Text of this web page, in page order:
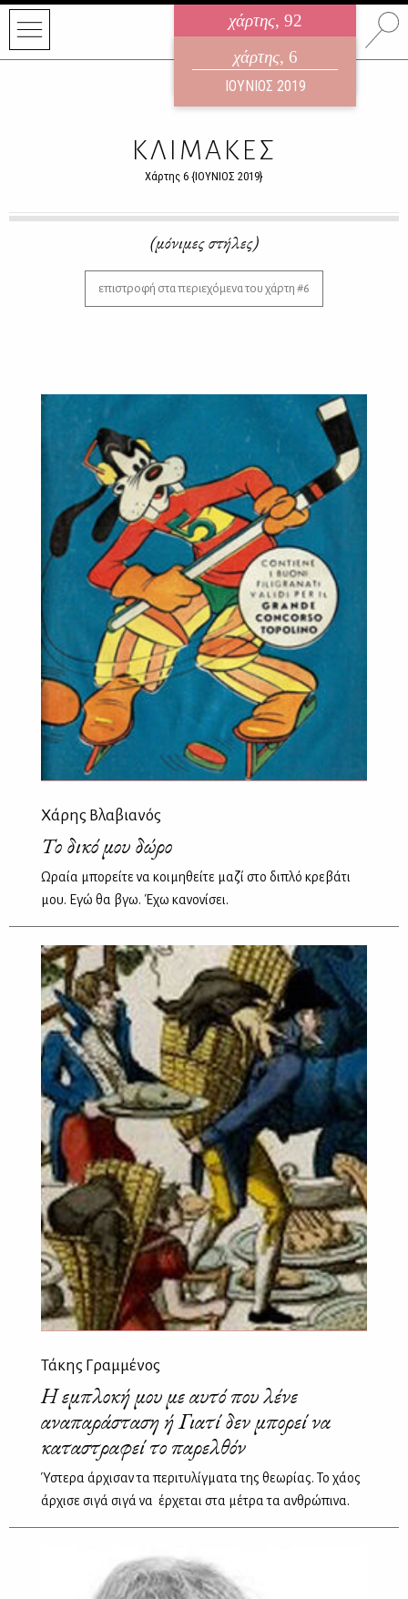
χάρτης, 92
ηλεκτρονικό περιοδικό
ΑΥΓΟΥΣΤΟΣ 2026
χάρτης, 6
ΙΟΥΝΙΟΣ 2019
ΚΛΙΜΑΚΕΣ
Χάρτης 6 {ΙΟΥΝΙΟΣ 2019}
(μόνιμες στήλες)
επιστροφή στα περιεχόμενα του χάρτη #6
Χάρης Βλαβιανός
Το δικό μου δώρο
Ωραία μπορείτε να κοιμηθείτε μαζί στο διπλό κρεβάτι
μου. Εγώ θα βγω. Έχω κανονίσει.
Τάκης Γραμμένος
Η εμπλοκή μου με αυτό που λένε
αναπαράσταση ή Γιατί δεν μπορεί να
καταστραφεί το παρελθόν
Ύστερα άρχισαν τα περιτυλίγματα της θεωρίας. Το χάος
άρχισε σιγά σιγά να έρχεται στα μέτρα τα ανθρώπινα.